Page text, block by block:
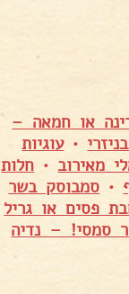
או חמאה –
•עוגיות
מאירוב • חלות
• סמבוסק בשר
פסים או גריל
סמסי! – נדיה